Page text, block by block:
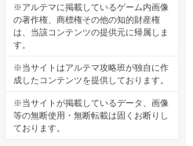
※アルテマに掲載しているゲーム内画像
の著作権、商標権その他の知的財産権
は、当該コンテンツの提供元に帰属しま
す。
※当サイトはアルテマ攻略班が独自に作
成したコンテンツを提供しております。
※当サイトが掲載しているデータ、画像
等の無断使用・無断転載は固くお断りし
ております。